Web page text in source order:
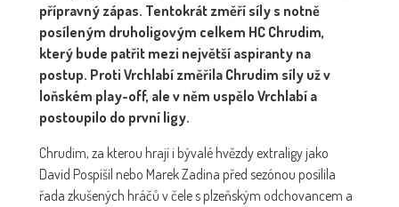
přípravný zápas. Tentokrát změří síly s notně
posíleným druholigovým celkem HC Chrudim,
který bude patřit mezi největší aspiranty na
postup. Proti Vrchlabí změřila Chrudim síly už v
loňském play-off, ale v něm uspělo Vrchlabí a
postoupilo do první ligy.
Chrudim, za kterou hrají i bývalé hvězdy extraligy jako
David Pospíšil nebo Marek Zadina před sezónou posílila
řada zkušených hráčů v čele s plzeňským odchovancem a